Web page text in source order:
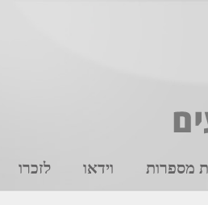
מספרות וידאו לזכרו